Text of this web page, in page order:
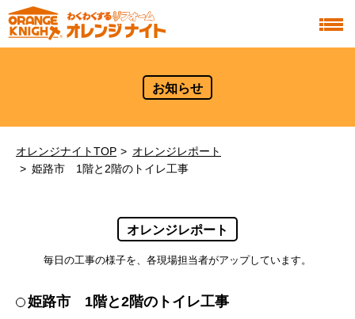
お知らせ
オレンジナイトTOP
オレンジレポート
姫路市 1階と2階のトイレ工事
オレンジレポート
毎日の工事の様子を、各現場担当者がアップしています。
姫路市 1階と2階のトイレ工事